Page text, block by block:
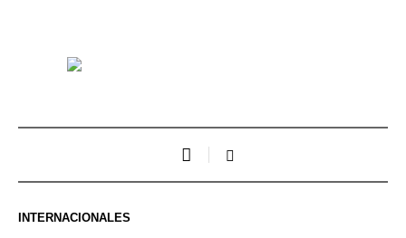
INTERNACIONALES